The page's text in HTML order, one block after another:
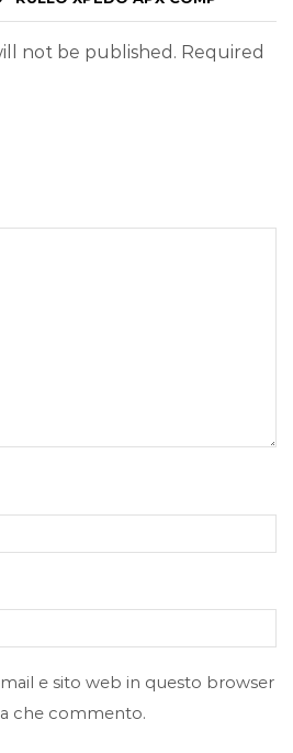
not be published. Required
e sito web in questo browser
che commento.